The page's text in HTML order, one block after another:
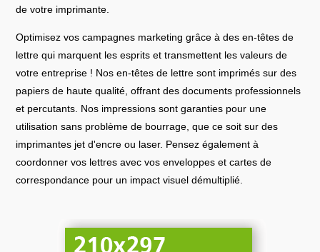
de votre imprimante.
Optimisez vos campagnes marketing grâce à des en-têtes de
lettre qui marquent les esprits et transmettent les valeurs de
votre entreprise ! Nos en-têtes de lettre sont imprimés sur des
papiers de haute qualité, offrant des documents professionnels
et percutants. Nos impressions sont garanties pour une
utilisation sans problème de bourrage, que ce soit sur des
imprimantes jet d'encre ou laser. Pensez également à
coordonner vos lettres avec vos enveloppes et cartes de
correspondance pour un impact visuel démultiplié.